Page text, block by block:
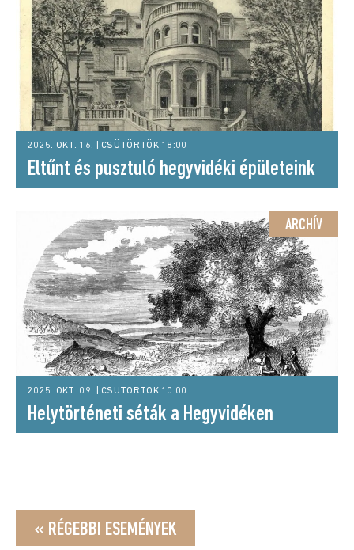
2025. OKT. 16. | CSÜTÖRTÖK 18:00
Eltűnt és pusztuló hegyvidéki épületeink
ARCHÍV
2025. OKT. 09. | CSÜTÖRTÖK 10:00
Helytörténeti séták a Hegyvidéken
« RÉGEBBI ESEMÉNYEK